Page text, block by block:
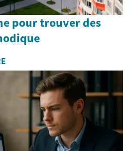
pour trouver des